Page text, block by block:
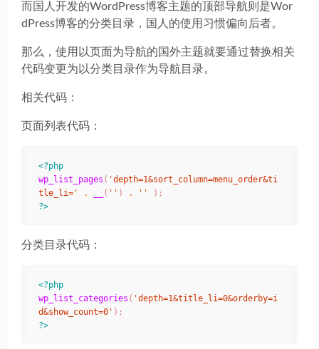
而国人开发的WordPress博客主题的顶部导航则是Wor
dPress博客的分类目录，国人的使用习惯偏向后者。
那么，使用以页面为导航的国外主题就要通过替换相关
代码变更为以分类目录作为导航目录。
相关代码：
页面列表代码：
<?php
wp_list_pages ( 'depth=1&sort_column=menu_order&ti
tle_li='
. ( '' ) . ''
);
?>
分类目录代码：
<?php
wp_list_categories ( 'depth=1&title_li=0&orderby=i
d&show_count=0' );
?>